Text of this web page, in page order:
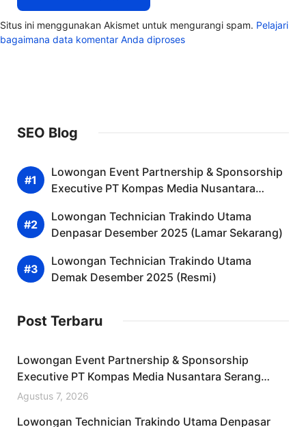
Situs ini menggunakan Akismet untuk mengurangi spam. Pelajari
bagaimana data komentar Anda diproses
SEO Blog
Lowongan Event Partnership & Sponsorship
Executive PT Kompas Media Nusantara
Lowongan Technician Trakindo Utama
Denpasar Desember 2025 (Lamar Sekarang)
Lowongan Technician Trakindo Utama
Demak Desember 2025 (Resmi)
Post Terbaru
Lowongan Event Partnership & Sponsorship
Executive PT Kompas Media Nusantara Serang
Desember 2025 (Lamar Sekarang)
Agustus 7, 2026
Lowongan Technician Trakindo Utama Denpasar